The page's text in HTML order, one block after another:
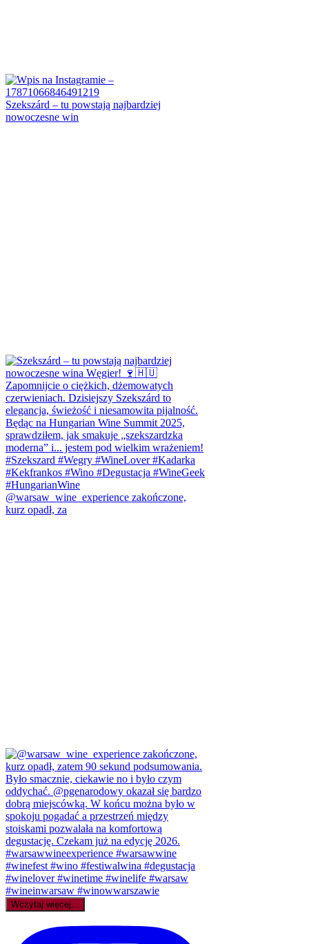
Szekszárd – tu powstają najbardziej
nowoczesne win
@warsaw_wine_experience zakończone,
kurz opadł, za
Wczytaj więcej...